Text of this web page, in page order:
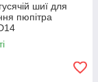
шиї для
пюпітра